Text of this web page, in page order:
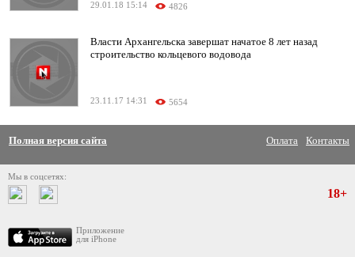
29.01.18 15:14 4826
Власти Архангельска завершат начатое 8 лет назад
строительство кольцевого водовода
23.11.17 14:31 5654
Полная версия сайта Оплата Контакты
Мы в соцсетях:
Приложение
для iPhone
18+